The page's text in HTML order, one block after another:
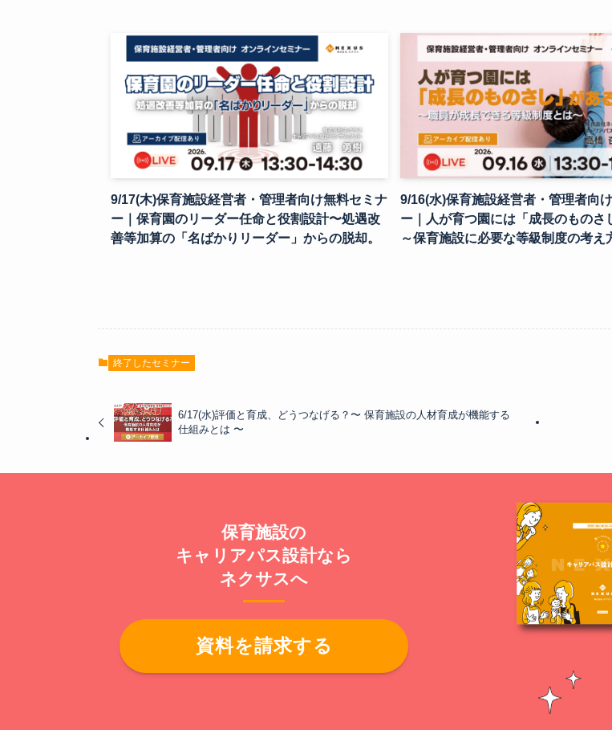
9/17(木)保育施設経営者・管理者向け無料セミナ
ー｜保育園のリーダー任命と役割設計〜処遇改
善等加算の「名ばかりリーダー」からの脱却。
9/16(水)保育施設経営者・管理者向
ー｜人が育つ園には「成長のものさ
～保育施設に必要な等級制度の考え
終了したセミナー
6/17(水)評価と育成、どうつなげる？〜 保育施設の人材育成が機能する
仕組みとは 〜
保育施設の
キャリアパス設計なら
ネクサスへ
資料を請求する